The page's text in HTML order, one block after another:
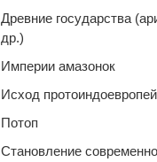
Древние государства
др.)
Империи амазонок
Исход
Потоп
Становление